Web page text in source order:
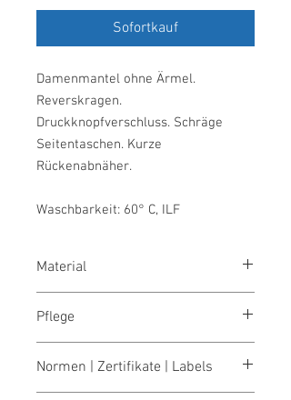
Sofortkauf
Damenmantel ohne Ärmel.
Reverskragen.
Druckknopfverschluss. Schräge
Seitentaschen. Kurze
Rückenabnäher.
Waschbarkeit: 60° C, ILF
Material
g/m²
Pflege
bleichen nicht erlaubt
trocknen 1 Pkt. (niedrige Temp.)
Normen | Zertifikate | Labels